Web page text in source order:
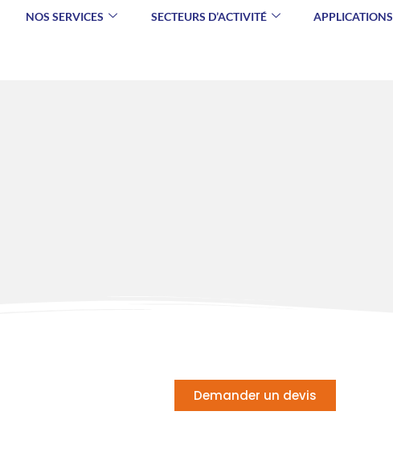
NOS SERVICES SECTEURS D’ACTIVITÉ APPLICATIONS
Demander un devis